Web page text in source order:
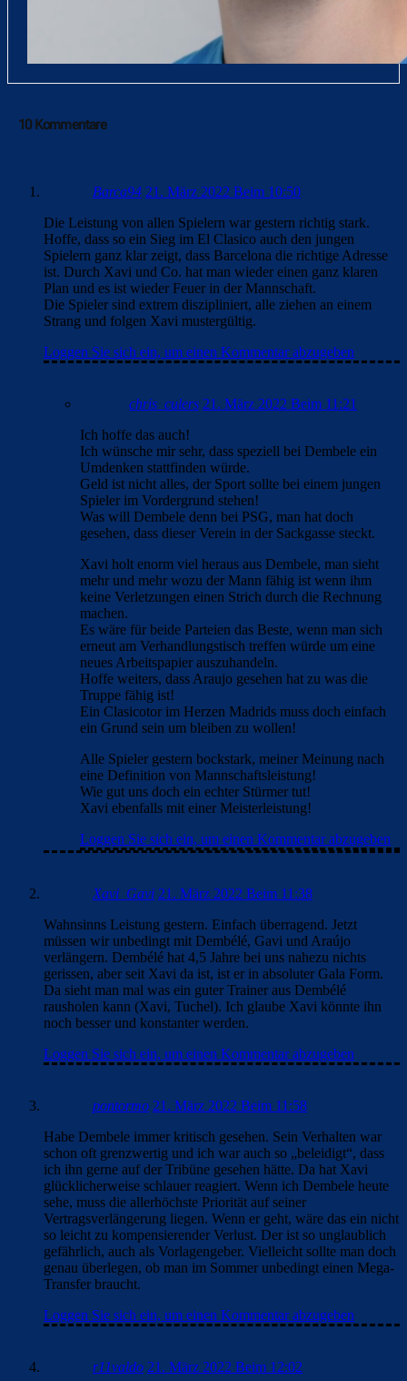
10 Kommentare
Barca94 21. März 2022 Beim 10:50
Die Leistung von allen Spielern war gestern richtig stark.
Hoffe, dass so ein Sieg im El Clasico auch den jungen
Spielern ganz klar zeigt, dass Barcelona die richtige Adresse
ist. Durch Xavi und Co. hat man wieder einen ganz klaren
Plan und es ist wieder Feuer in der Mannschaft.
Die Spieler sind extrem diszipliniert, alle ziehen an einem
Strang und folgen Xavi mustergültig.
Loggen Sie sich ein, um einen Kommentar abzugeben
chris_culers 21. März 2022 Beim 11:21
Ich hoffe das auch!
Ich wünsche mir sehr, dass speziell bei Dembele ein
Umdenken stattfinden würde.
Geld ist nicht alles, der Sport sollte bei einem jungen
Spieler im Vordergrund stehen!
Was will Dembele denn bei PSG, man hat doch
gesehen, dass dieser Verein in der Sackgasse steckt.
Xavi holt enorm viel heraus aus Dembele, man sieht
mehr und mehr wozu der Mann fähig ist wenn ihm
keine Verletzungen einen Strich durch die Rechnung
machen.
Es wäre für beide Parteien das Beste, wenn man sich
erneut am Verhandlungstisch treffen würde um eine
neues Arbeitspapier auszuhandeln.
Hoffe weiters, dass Araujo gesehen hat zu was die
Truppe fähig ist!
Ein Clasicotor im Herzen Madrids muss doch einfach
ein Grund sein um bleiben zu wollen!
Alle Spieler gestern bockstark, meiner Meinung nach
eine Definition von Mannschaftsleistung!
Wie gut uns doch ein echter Stürmer tut!
Xavi ebenfalls mit einer Meisterleistung!
Loggen Sie sich ein, um einen Kommentar abzugeben
Xavi_Gavi 21. März 2022 Beim 11:38
Wahnsinns Leistung gestern. Einfach überragend. Jetzt
müssen wir unbedingt mit Dembélé, Gavi und Araújo
verlängern. Dembélé hat 4,5 Jahre bei uns nahezu nichts
gerissen, aber seit Xavi da ist, ist er in absoluter Gala Form.
Da sieht man mal was ein guter Trainer aus Dembélé
rausholen kann (Xavi, Tuchel). Ich glaube Xavi könnte ihn
noch besser und konstanter werden.
Loggen Sie sich ein, um einen Kommentar abzugeben
pontormo 21. März 2022 Beim 11:58
Habe Dembele immer kritisch gesehen. Sein Verhalten war
schon oft grenzwertig und ich war auch so „beleidigt“, dass
ich ihn gerne auf der Tribüne gesehen hätte. Da hat Xavi
glücklicherweise schlauer reagiert. Wenn ich Dembele heute
sehe, muss die allerhöchste Priorität auf seiner
Vertragsverlängerung liegen. Wenn er geht, wäre das ein nicht
so leicht zu kompensierender Verlust. Der ist so unglaublich
gefährlich, auch als Vorlagengeber. Vielleicht sollte man doch
genau überlegen, ob man im Sommer unbedingt einen Mega-
Transfer braucht.
Loggen Sie sich ein, um einen Kommentar abzugeben
r11valdo 21. März 2022 Beim 12:02